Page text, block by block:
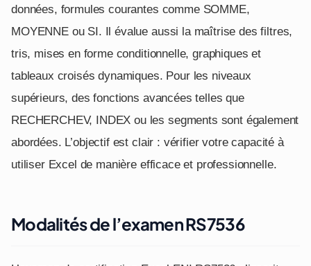
données, formules courantes comme SOMME,
MOYENNE ou SI. Il évalue aussi la maîtrise des filtres,
tris, mises en forme conditionnelle, graphiques et
tableaux croisés dynamiques. Pour les niveaux
supérieurs, des fonctions avancées telles que
RECHERCHEV, INDEX ou les segments sont également
abordées. L’objectif est clair : vérifier votre capacité à
utiliser Excel de manière efficace et professionnelle.
Modalités de l’examen RS7536